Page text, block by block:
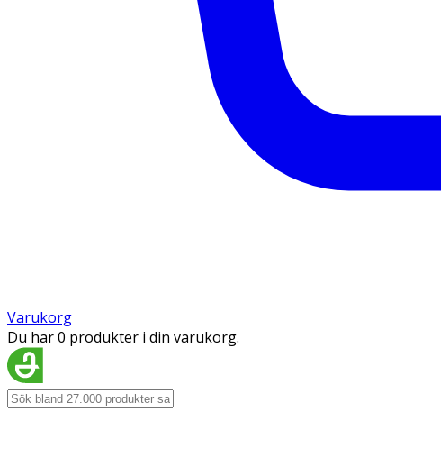
Varukorg
Du har 0 produkter i din varukorg.